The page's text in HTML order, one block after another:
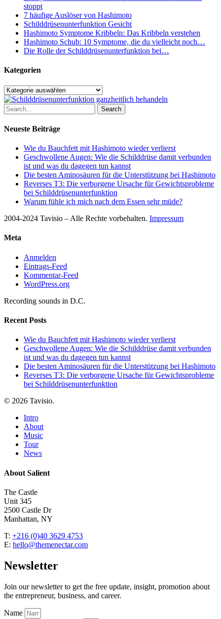
stoppt
7 häufige Auslöser von Hashimoto
Schilddrüsenunterfunktion Gesicht
Hashimoto Symptome Kribbeln: Das Kribbeln verstehen
Hashimoto Schub: 10 Symptome, die du vielleicht noch…
Die Rolle der Schilddrüsenunterfunktion bei…
Kategorien
Kategorien
Search
Neueste Beiträge
Wie du Bauchfett mit Hashimoto wieder verlierst
Geschwollene Augen: Wie die Schilddrüse damit verbunden
ist und was du dagegen tun kannst
Die besten Aminosäuren für die Unterstützung bei Hashimoto
Reverses T3: Die verborgene Ursache für Gewichtsprobleme
bei Schilddrüsenunterfunktion
Warum fühle ich mich nach dem Essen sehr müde?
2004-2024 Tavisio – Alle Rechte vorbehalten. Impressum
Meta
Anmelden
Eintrags-Feed
Kommentar-Feed
WordPress.org
Recording sounds in D.C.
Recent Posts
Wie du Bauchfett mit Hashimoto wieder verlierst
Geschwollene Augen: Wie die Schilddrüse damit verbunden
ist und was du dagegen tun kannst
Die besten Aminosäuren für die Unterstützung bei Hashimoto
Reverses T3: Die verborgene Ursache für Gewichtsprobleme
bei Schilddrüsenunterfunktion
© 2026 Tavisio.
Close
Menu
Intro
About
Music
Tour
News
About Salient
The Castle
Unit 345
2500 Castle Dr
Manhattan, NY
T: +216 (0)40 3629 4753
E: hello@themenectar.com
Newsletter
Join our newsletter to get the free update, insight, promotion about
the entrepreneur, business, and career.
Name